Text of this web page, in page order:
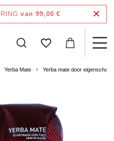
van 99,00 €
Yerba Mate Yerba mate door